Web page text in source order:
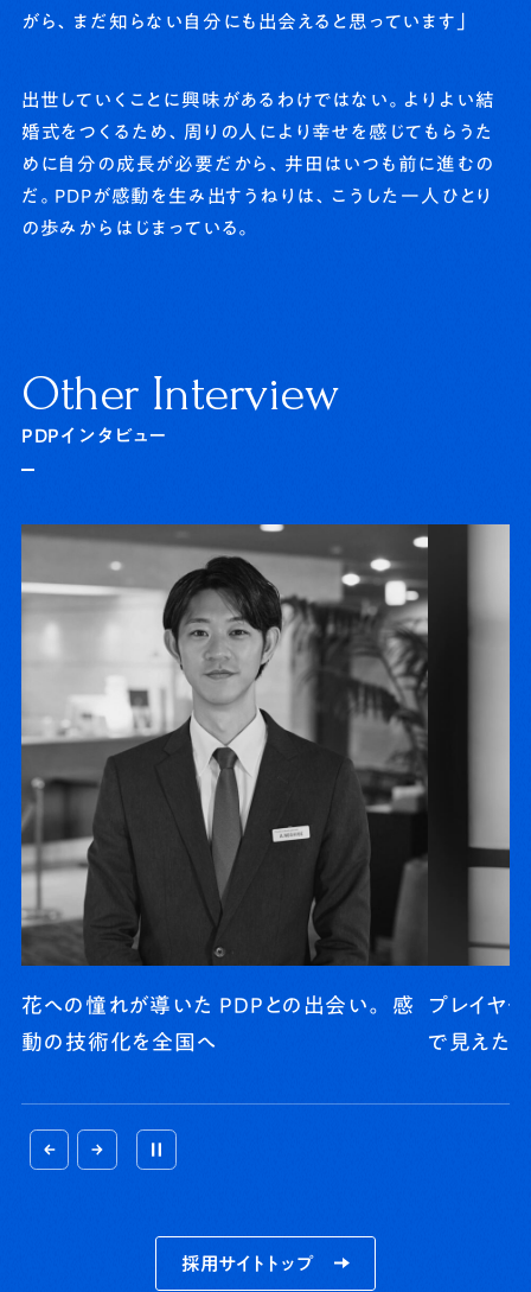
がら、まだ知らない自分にも出会えると思っています」
出世していくことに興味があるわけではない。よりよい結
婚式をつくるため、周りの人により幸せを感じてもらうた
めに自分の成長が必要だから、井田はいつも前に進むの
だ。PDPが感動を生み出すうねりは、こうした一人ひとり
の歩みからはじまっている。
Other Interview
PDPインタビュー
花への憧れが導いた PDPとの出会い。 感
動の技術化を全国へ
プレイヤ
で見えた
採用サイトトップ